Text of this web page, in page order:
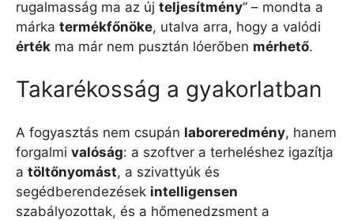
rugalmasság ma az új teljesítmény” – mondta a
márka termékfőnöke, utalva arra, hogy a valódi
érték ma már nem pusztán lóerőben mérhető.
Takarékosság a gyakorlatban
A fogyasztás nem csupán laboreredmény, hanem
forgalmi valóság: a szoftver a terheléshez igazítja
a töltőnyomást, a szivattyúk és
segédberendezések intelligensen
szabályozottak, és a hőmenedzsment a